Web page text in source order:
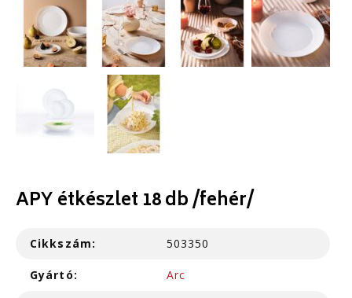
APY étkészlet 18 db /fehér/
Cikkszám: 503350
Gyártó: Arc